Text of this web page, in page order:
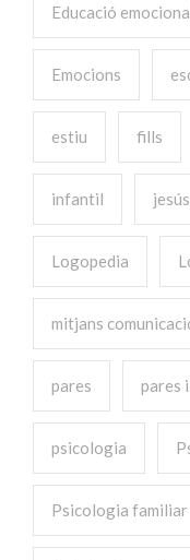
Educació
Emocions
estiu fills
infantil
Logopedia
mitjans
pares pares
psicologia
Psicologia familiar